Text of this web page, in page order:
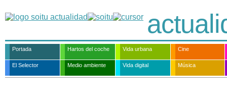
Portada Hartos del coche Vida urbana Cine
El Selector Medio ambiente Vida digital Música